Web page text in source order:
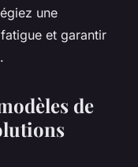
une
et garantir
de